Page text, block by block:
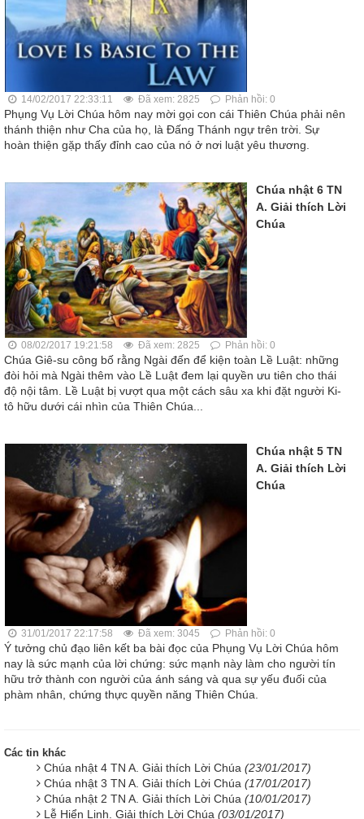
14/02/2017 22:33:11 Đã xem: 2825 Phản hồi: 0
Phụng Vụ Lời Chúa hôm nay mời gọi con cái Thiên Chúa phải nên
thánh thiện như Cha của họ, là Đấng Thánh ngự trên trời. Sự
hoàn thiện gặp thấy đỉnh cao của nó ở nơi luật yêu thương.
Chúa nhật 6 TN
A. Giải thích Lời
Chúa
08/02/2017 19:21:58 Đã xem: 2825 Phản hồi: 0
Chúa Giê-su công bố rằng Ngài đến để kiện toàn Lề Luật: những
đòi hỏi mà Ngài thêm vào Lề Luật đem lại quyền ưu tiên cho thái
độ nội tâm. Lề Luật bị vượt qua một cách sâu xa khi đặt người Ki-
tô hữu dưới cái nhìn của Thiên Chúa...
Chúa nhật 5 TN
A. Giải thích Lời
Chúa
31/01/2017 22:17:58 Đã xem: 3045 Phản hồi: 0
Ý tưởng chủ đạo liên kết ba bài đọc của Phụng Vụ Lời Chúa hôm
nay là sức mạnh của lời chứng: sức mạnh này làm cho người tín
hữu trở thành con người của ánh sáng và qua sự yếu đuối của
phàm nhân, chứng thực quyền năng Thiên Chúa.
Các tin khác
Chúa nhật 4 TN A. Giải thích Lời Chúa (23/01/2017)
Chúa nhật 3 TN A. Giải thích Lời Chúa (17/01/2017)
Chúa nhật 2 TN A. Giải thích Lời Chúa (10/01/2017)
Lễ Hiển Linh. Giải thích Lời Chúa (03/01/2017)